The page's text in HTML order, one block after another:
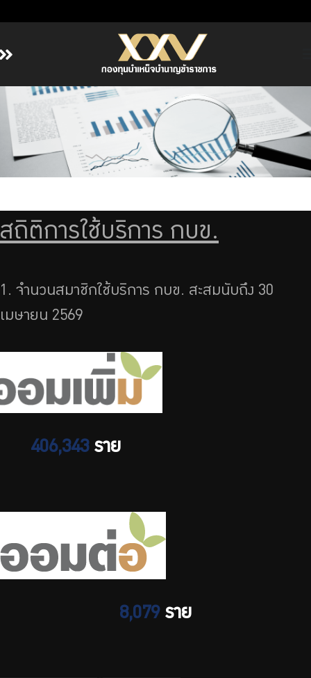
หน้าหลัก
เกี่ยวกับ กบข.
บริการสมาชิก
ลงทุน
รายงานผลการดำเนินงาน
ร่วมงานกับเรา
สถิติการใช้บริการ กบข.
1. จำนวนสมาชิกใช้บริการ กบข. สะสมนับถึง 30
เมษายน 2569
406,343ราย
8,079ราย